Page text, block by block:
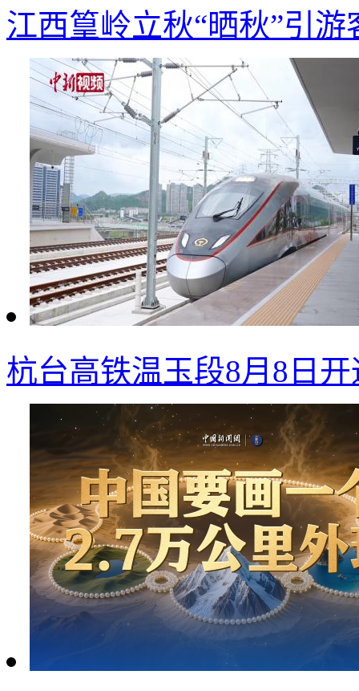
江西篁岭立秋“晒秋”引游
杭台高铁温玉段8月8日